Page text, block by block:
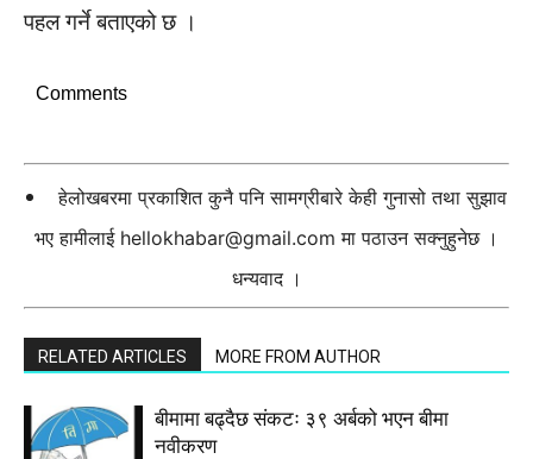
पहल गर्ने बताएको छ ।
Comments
हेलोखबरमा प्रकाशित कुनै पनि सामग्रीबारे केही गुनासो तथा सुझाव
भए हामीलाई hellokhabar@gmail.com मा पठाउन सक्नुहुनेछ ।
धन्यवाद ।
RELATED ARTICLES MORE FROM AUTHOR
बीमामा बढ्दैछ संकटः ३९ अर्बको भएन बीमा
नवीकरण